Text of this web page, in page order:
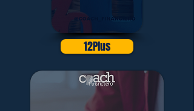
12Plus